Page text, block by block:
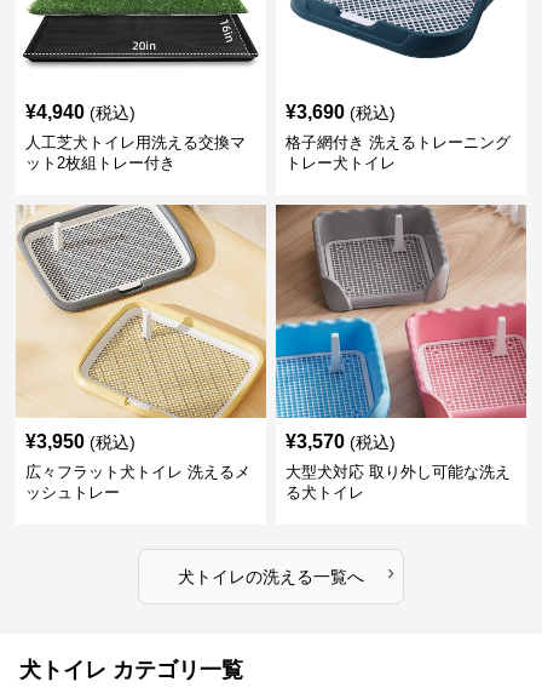
¥4,940 (税込)
人工芝犬トイレ用洗える交換マ
ット2枚組トレー付き
¥3,690 (税込)
格子網付き 洗えるトレーニング
トレー犬トイレ
¥3,950 (税込)
広々フラット犬トイレ 洗えるメ
ッシュトレー
¥3,570 (税込)
大型犬対応 取り外し可能な洗え
る犬トイレ
犬トイレの洗える一覧へ ›
犬トイレ カテゴリ一覧